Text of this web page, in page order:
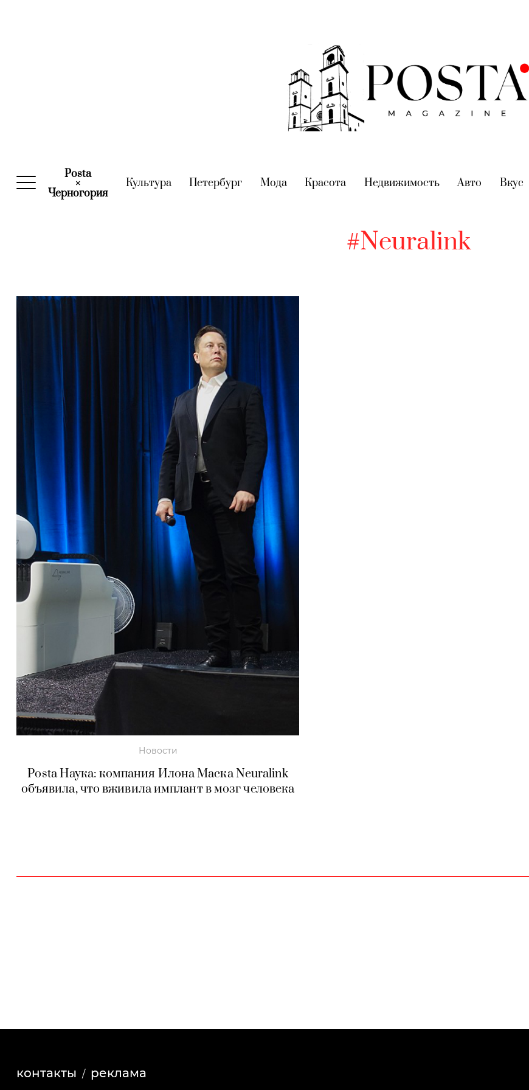
Posta
×
Черногория(current)
Культура(current)
Петербург (current)
Мода(current)
Красота (current)
Недвижимость(current)
Авто (current)
Вкус
#Neuralink
Новости
Posta Наука: компания Илона Маска Neuralink
объявила, что вживила имплант в мозг человека
контакты реклама